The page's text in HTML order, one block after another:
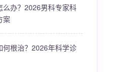
么办？2026男科专家科
案
何根治？2026年科学诊